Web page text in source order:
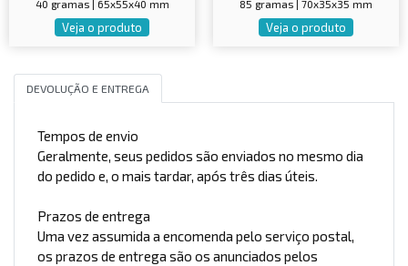
40 gramas | 65x55x40 mm
Veja o produto
85 gramas | 70x35x35 mm
Veja o produto
DEVOLUÇÃO E ENTREGA
Tempos de envio
Geralmente, seus pedidos são enviados no mesmo dia
do pedido e, o mais tardar, após três dias úteis.
Prazos de entrega
Uma vez assumida a encomenda pelo serviço postal,
os prazos de entrega são os anunciados pelos